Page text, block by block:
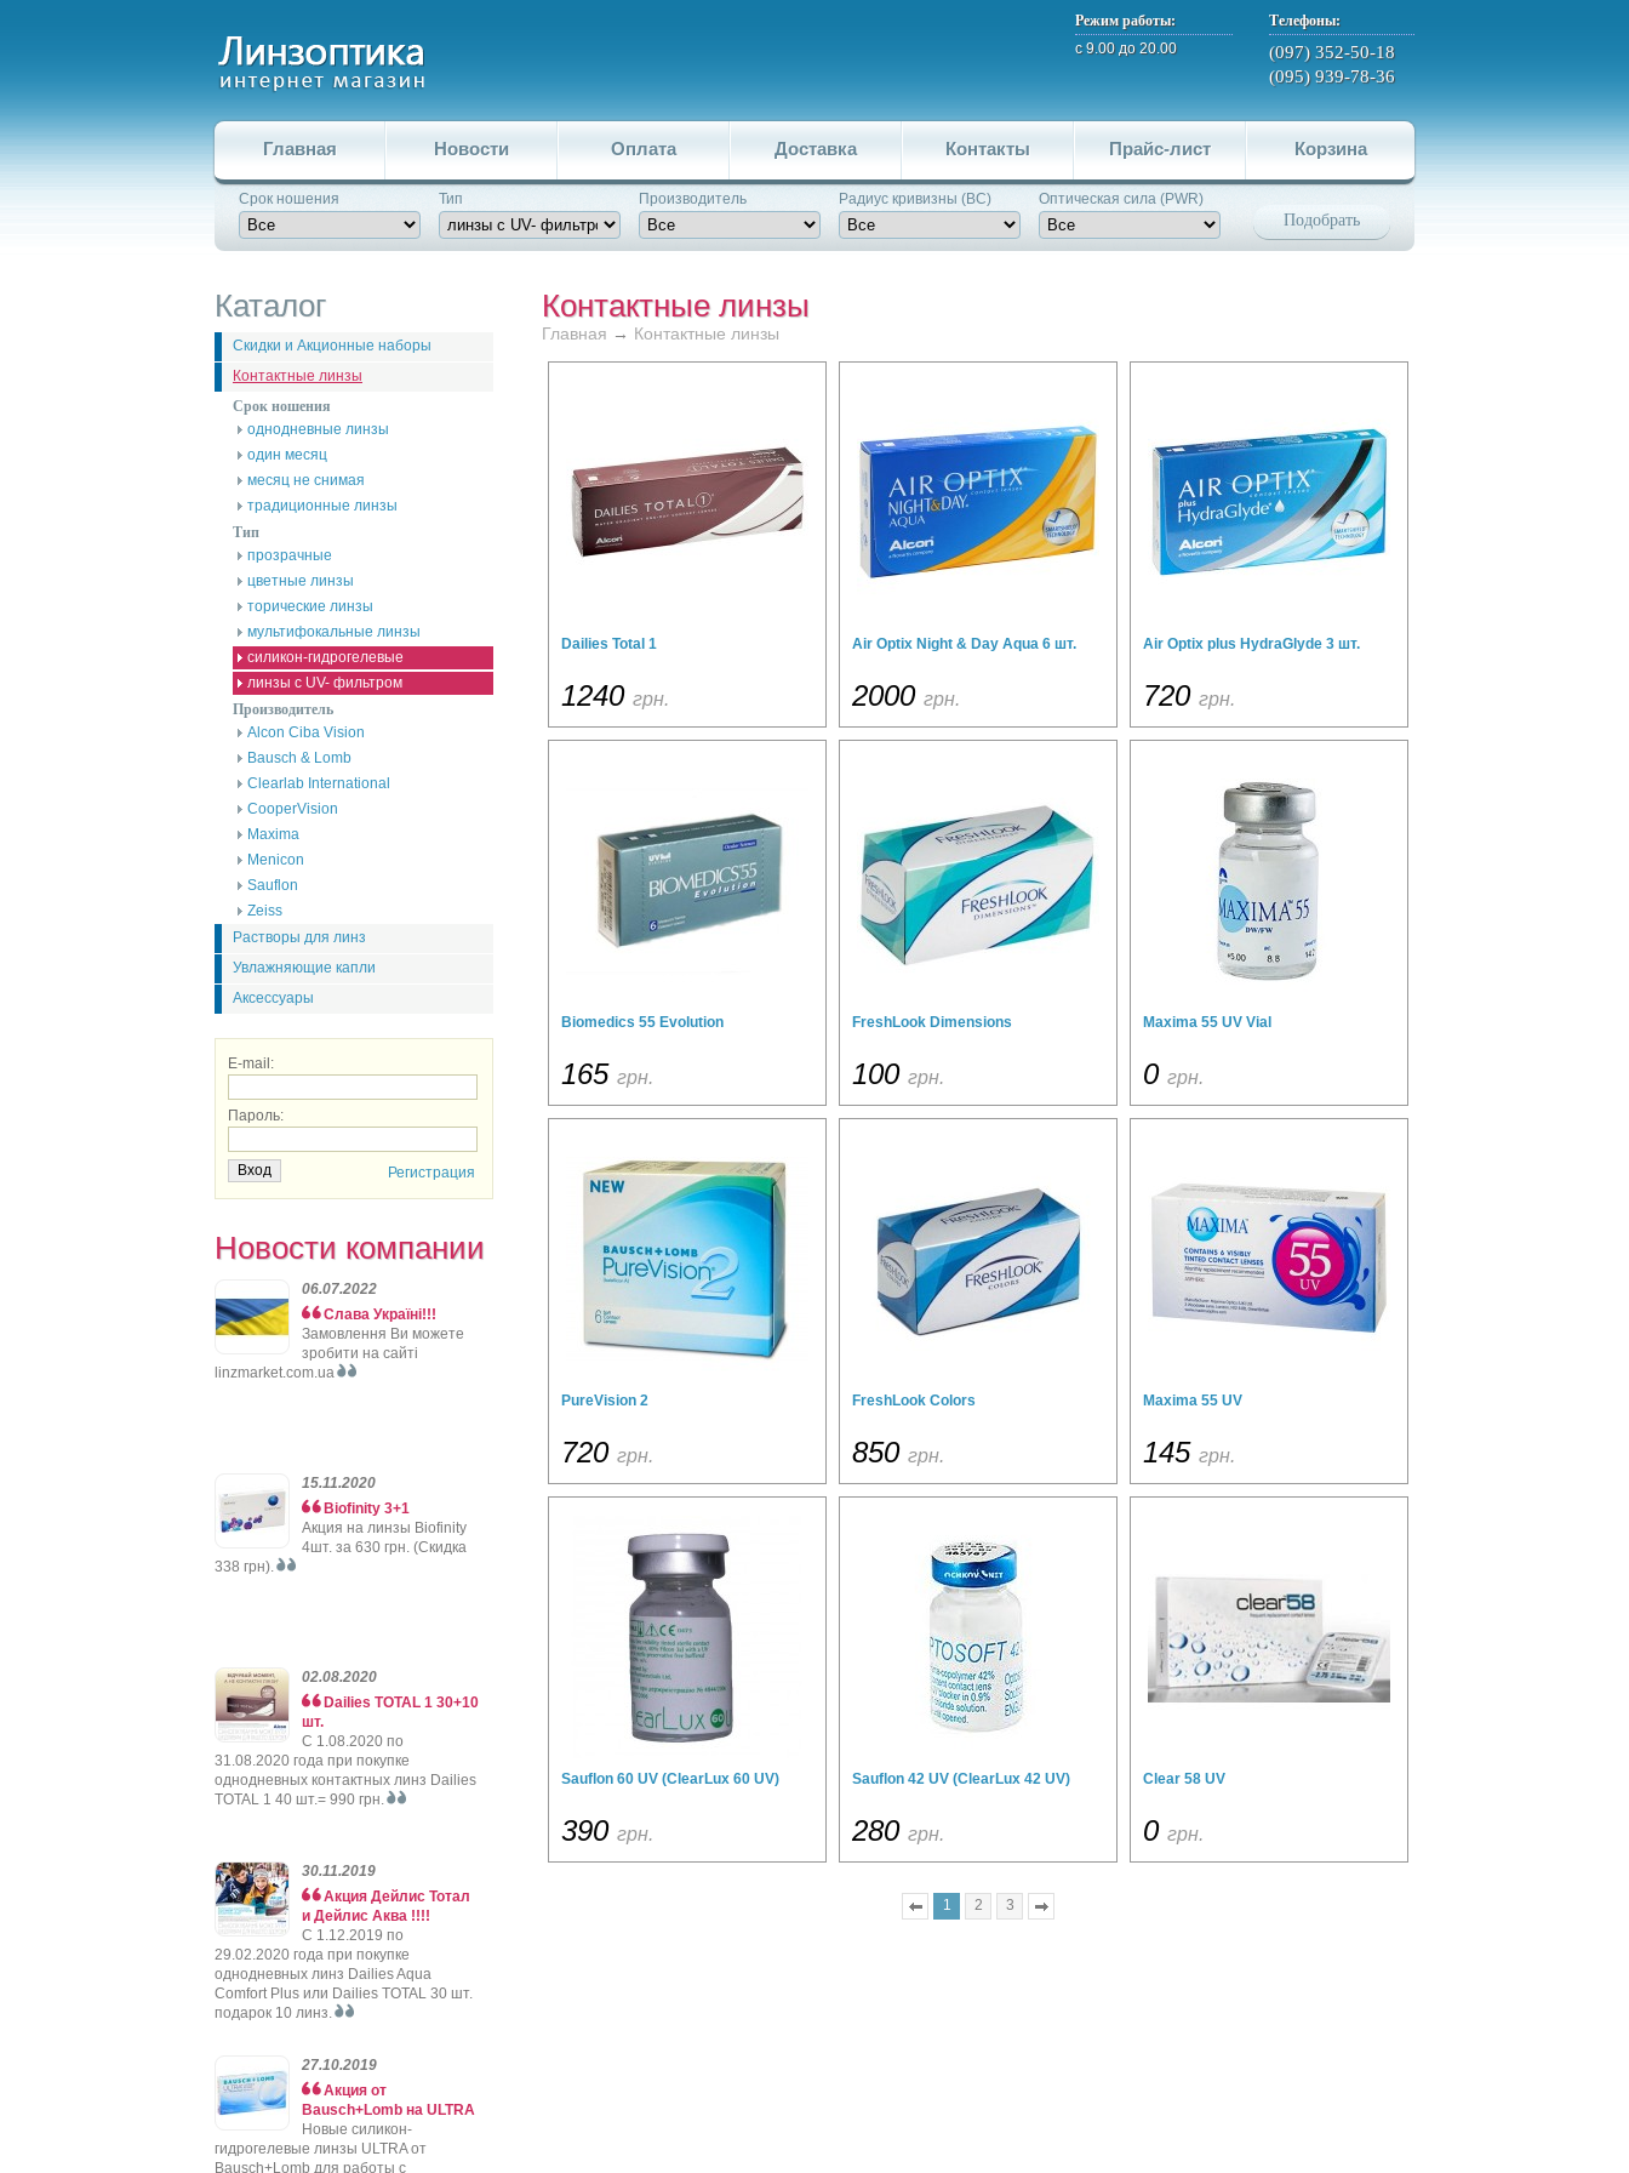
Телефоны:
(097) 352-50-18
(095) 939-78-36
Режим работы:
с 9.00 до 20.00
Главная Новости Оплата Доставка Контакты Прайс-лист Корзина
Срок ношения Тип Производитель Pадиус кривизны (BC) Оптическая сила (PWR)
Подобрать
Каталог
Скидки и Акционные наборы
Контактные линзы
Срок ношения
однодневные линзы
один месяц
месяц не снимая
традиционные линзы
Тип
прозрачные
цветные линзы
торические линзы
мультифокальные линзы
силикон-гидрогелевые
линзы с UV- фильтром
Производитель
Alcon Ciba Vision
Bausch & Lomb
Clearlab International
CooperVision
Maxima
Menicon
Sauflon
Zeiss
Растворы для линз
Увлажняющие капли
Аксессуары
E-mail:
Пароль:
Регистрация
Новости компании
06.07.2022
Слава Україні!!!
Замовлення Ви можете
зробити на сайті
linzmarket.com.ua
15.11.2020
Biofinity 3+1
Акция на линзы Biofinity
4шт. за 630 грн. (Скидка
338 грн).
02.08.2020
Dailies TOTAL 1 30+10
шт.
C 1.08.2020 по
31.08.2020 года при покупке
однодневных контактных линз Dailies
TOTAL 1 40 шт.= 990 грн.
30.11.2019
Акция Дейлис Тотал
и Дейлис Аква !!!!
C 1.12.2019 по
29.02.2020 года при покупке
однодневных линз Dailies Aqua
Comfort Plus или Dailies TOTAL 30 шт.
подарок 10 линз.
27.10.2019
Акция от
Bausch+Lomb на ULTRA
Новые силикон-
гидрогелевые линзы ULTRA от
Bausch+Lomb для работы с
Контактные линзы
Главная → Контактные линзы
Dailies Total 1
1240 грн.
Air Optix Night & Day Aqua 6 шт.
2000 грн.
Air Optix plus HydraGlyde 3 шт.
720 грн.
Biomedics 55 Evolution
165 грн.
FreshLook Dimensions
100 грн.
Maxima 55 UV Vial
0 грн.
PureVision 2
720 грн.
FreshLook Colors
850 грн.
Maxima 55 UV
145 грн.
Sauflon 60 UV (ClearLux 60 UV)
390 грн.
Sauflon 42 UV (ClearLux 42 UV)
280 грн.
Clear 58 UV
0 грн.
1 2 3